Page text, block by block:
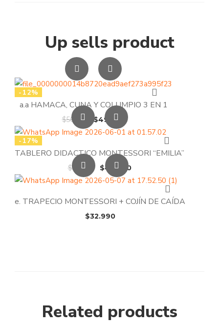
Up sells product
-12%
a.a HAMACA, CUNA Y COLUMPIO 3 EN 1
$56.990
El
precio
era:
$56.990.
$49.990
El
precio
es:
$49.990.
-17%
TABLERO DIDACTICO MONTESSORI “EMILIA”
$59.990 El
precio
era:
$59.990.
$49.990El
precio
es:
e. TRAPECIO MONTESSORI + COJÍN DE CAÍDA
$32.990
Related products